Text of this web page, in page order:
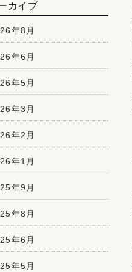
カイブ
年8月
年6月
年5月
年3月
年2月
年1月
年9月
年8月
年6月
年5月